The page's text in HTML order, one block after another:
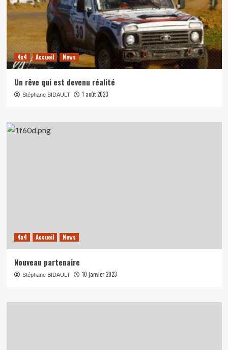
4x4 Accueil News
Un rêve qui est devenu réalité
Stéphane BIDAULT 1 août 2023
4x4 Accueil News
Nouveau partenaire
Stéphane BIDAULT 10 janvier 2023